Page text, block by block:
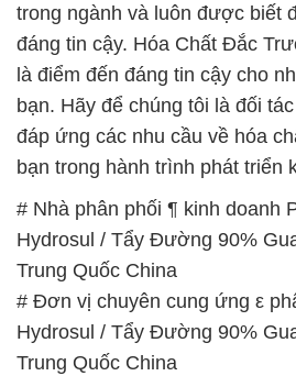
trong ngành và luôn được biết
đáng tin cậy. Hóa Chất Đắc
là điểm đến đáng tin cậy cho
bạn. Hãy để chúng tôi là đối
đáp ứng các nhu cầu về hóa
bạn trong hành trình phát triển
# Nhà phân phối ¶ kinh doanh
Hydrosul / Tẩy Đường 90%
Trung Quốc China
# Đơn vị chuyên cung ứng ε
Hydrosul / Tẩy Đường 90%
Trung Quốc China